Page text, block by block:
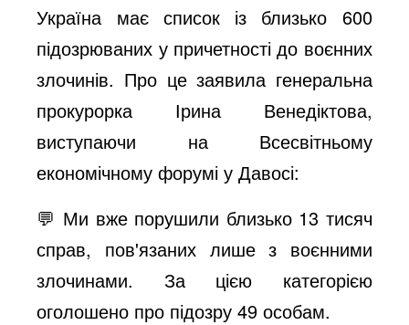
Україна має список із близько 600
підозрюваних у причетності до воєнних
злочинів. Про це заявила генеральна
прокурорка Ірина Венедіктова,
виступаючи на Всесвітньому
економічному форумі у Давосі:
💬 Ми вже порушили близько 13 тисяч
справ, пов'язаних лише з воєнними
злочинами. За цією категорією
оголошено про підозру 49 особам.